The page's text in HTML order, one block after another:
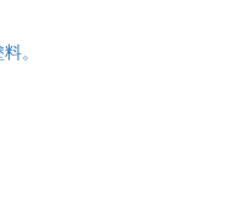
。